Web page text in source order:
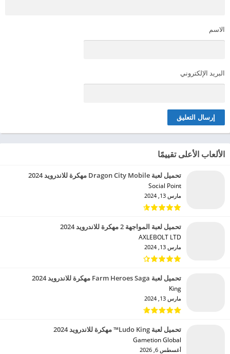
الاسم
البريد الإلكتروني
الألعاب الأعلى تقييمًا
تحميل لعبة Dragon City Mobile مهكرة للاندرويد 2024
Social Point‏
مارس 13, 2024
تحميل لعبة المواجهة 2 مهكرة للاندرويد 2024
AXLEBOLT LTD‏
مارس 13, 2024
تحميل لعبة Farm Heroes Saga مهكرة للاندرويد 2024
King‏
مارس 13, 2024
تحميل لعبة Ludo King™ مهكرة للاندرويد 2024
Gametion Global‏
أغسطس 6, 2026